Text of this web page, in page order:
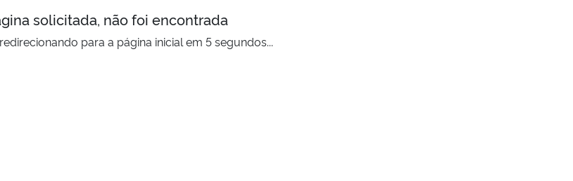
solicitada, não foi encontrada
para a página inicial em 5 segundos...